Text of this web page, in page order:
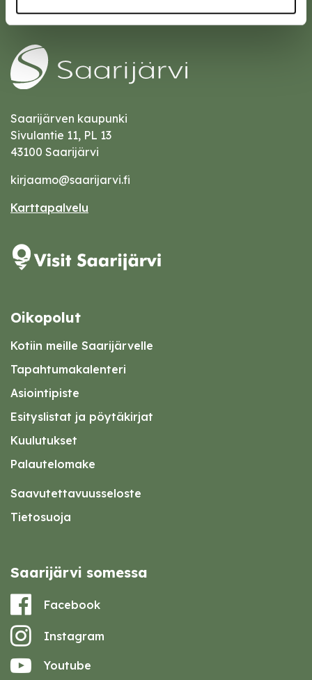
Saarijärven kaupunki
Sivulantie 11, PL 13
43100 Saarijärvi
kirjaamo@saarijarvi.fi
Karttapalvelu
Oikopolut
Kotiin meille Saarijärvelle
Tapahtumakalenteri
Asiointipiste
Esityslistat ja pöytäkirjat
Kuulutukset
Palautelomake
Saavutettavuusseloste
Tietosuoja
Saarijärvi somessa
Facebook
Instagram
Youtube